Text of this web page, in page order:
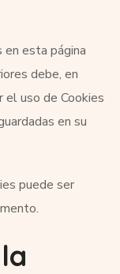
esta página
debe, en
el uso de Cookies
en su
puede ser